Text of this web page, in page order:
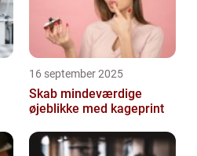
16 september 2025
Skab mindeværdige
øjeblikke med kageprint